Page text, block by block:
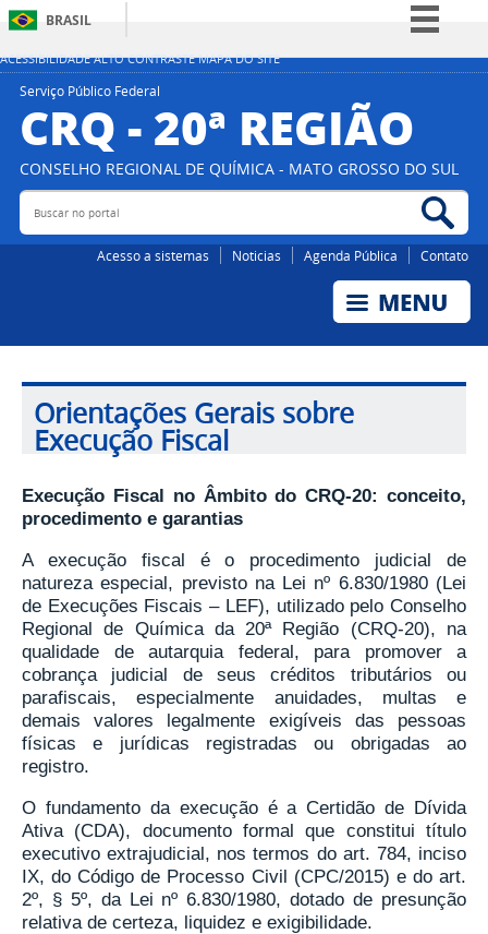
ACESSIBILIDADE ALTO CONTRASTE MAPA DO SITE
BRASIL
Simplifique!
Participe
Acesso à informação
Legislação
Serviço Público Federal
CRQ - 20ª REGIÃO
CONSELHO REGIONAL DE QUÍMICA - MATO GROSSO DO SUL
Buscar
portal
Acesso a sistemas Noticias Agenda Pública Contato
Orientações Gerais sobre
Execução Fiscal
Execução Fiscal no Âmbito do CRQ-20: conceito,
procedimento e garantias
A execução fiscal é o procedimento judicial de
natureza especial, previsto na Lei nº 6.830/1980 (Lei
de Execuções Fiscais – LEF), utilizado pelo Conselho
Regional de Química da 20ª Região (CRQ-20), na
qualidade de autarquia federal, para promover a
cobrança judicial de seus créditos tributários ou
parafiscais, especialmente anuidades, multas e
demais valores legalmente exigíveis das pessoas
físicas e jurídicas registradas ou obrigadas ao
registro.
O fundamento da execução é a Certidão de Dívida
Ativa (CDA), documento formal que constitui título
executivo extrajudicial, nos termos do art. 784, inciso
IX, do Código de Processo Civil (CPC/2015) e do art.
2º, § 5º, da Lei nº 6.830/1980, dotado de presunção
relativa de certeza, liquidez e exigibilidade.